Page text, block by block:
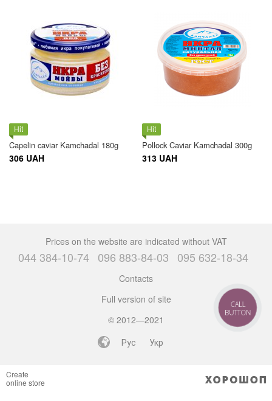
Hit
Capelin caviar Kamchadal 180g
306 UAH
Hit
Pollock Caviar Kamchadal 300g
313 UAH
Prices on the website are indicated without VAT
044 384-10-74 096 883-84-03 095 632-18-34
Contacts
Full version of site
© 2012—2021
Рус
Укр
Create
online store
CALL
BUTTON